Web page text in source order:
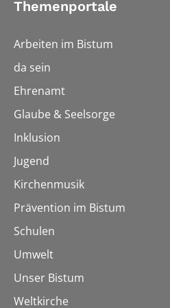
Themenportale
Arbeiten im Bistum
da sein
Ehrenamt
Glaube & Seelsorge
Inklusion
Jugend
Kirchenmusik
Prävention im Bistum
Schulen
Umwelt
Unser Bistum
Weltkirche